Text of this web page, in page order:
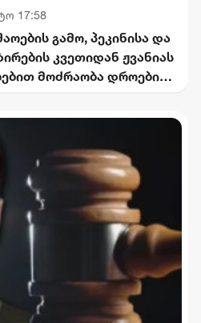
17:58
გამო, პეკინისა და
კვეთიდან ჟვანიას
მოძრაობა დროებით